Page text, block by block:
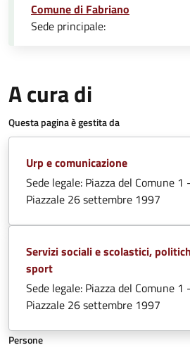
Comune di Fabriano
Sede principale:
A cura di
Questa pagina è gestita da
Urp e comunicazione
Sede legale: Piazza del Comune
Piazzale 26 settembre 1997
Servizi sociali e scolastici,
sport
Sede legale: Piazza del Comune
Piazzale 26 settembre 1997
Persone